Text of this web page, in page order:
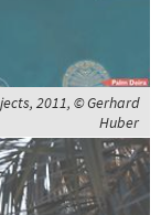
2011, © Gerhard
Huber